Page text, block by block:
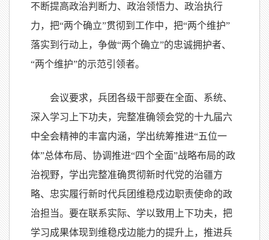
不断提高政治判断力、政治领悟力、政治执行
力，把“两个确立”贯彻到工作中，把“两个维护”
落实到行动上，争做“两个确立”的忠诚拥护者、
“两个维护”的示范引领者。
会议要求，兵团各级干部要在全面、系统、
深入学习上下功夫，完整准确领会党的十九届六
中全会精神的丰富内涵，学出统筹推进“五位一
体”总体布局、协调推进“四个全面”战略布局的政
治视野，学出完整准确贯彻新时代党的治疆方
略、忠实履行新时代兵团维稳戍边职责使命的政
治担当。要在联系实际、学以致用上下功夫，把
学习成果体现到维稳戍边能力的提升上，推进兵